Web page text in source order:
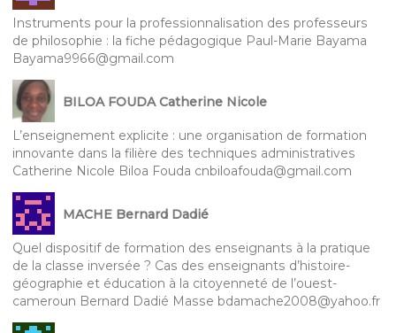
Instruments pour la professionnalisation des professeurs
de philosophie : la fiche pédagogique Paul-Marie Bayama
Bayama9966@gmail.com
BILOA FOUDA Catherine Nicole
L’enseignement explicite : une organisation de formation
innovante dans la filière des techniques administratives
Catherine Nicole Biloa Fouda cnbiloafouda@gmail.com
MACHE Bernard Dadié
Quel dispositif de formation des enseignants à la pratique
de la classe inversée ? Cas des enseignants d’histoire-
géographie et éducation à la citoyenneté de l’ouest-
cameroun Bernard Dadié Masse bdamache2008@yahoo.fr